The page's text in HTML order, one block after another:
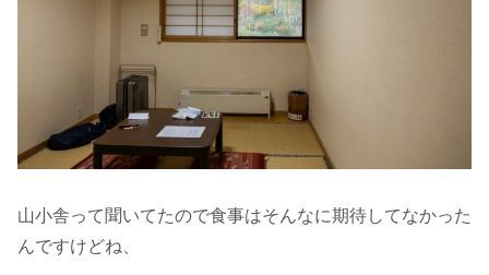
山小舎って聞いてたので食事はそんなに期待してなかった
んですけどね、